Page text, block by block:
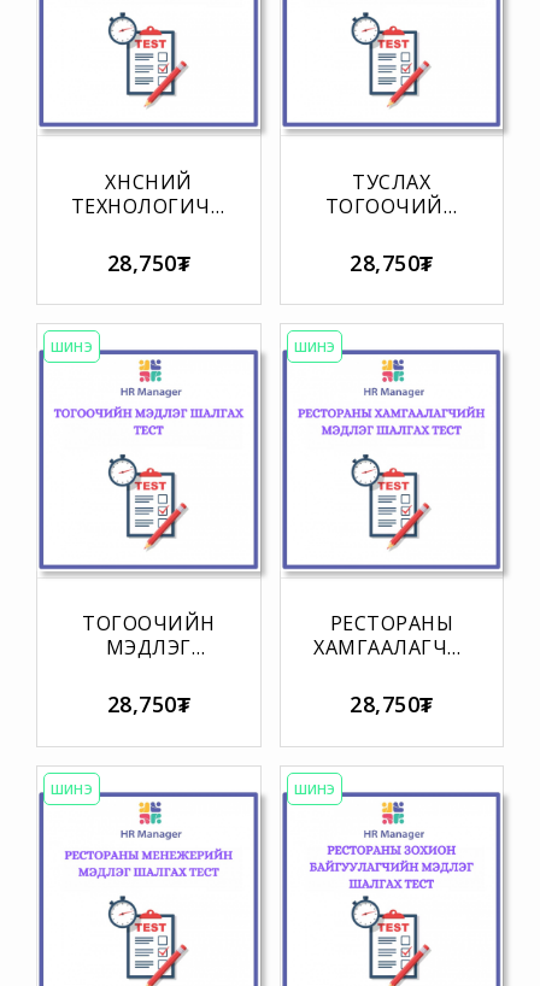
ХҮНСНИЙ
ТЕХНОЛОГИЧИЙН
ШАЛГАХ ТЕСТ
28,750₮
ТУСЛАХ
ТОГООЧИЙН
ШАЛГАХ ТЕСТ
28,750₮
ШИНЭ
ТОГООЧИЙН
МЭДЛЭГ
28,750₮
ШИНЭ
РЕСТОРАНЫ
ХАМГААЛАГЧИЙН
ШАЛГАХ ТЕСТ
28,750₮
ШИНЭ ШИНЭ